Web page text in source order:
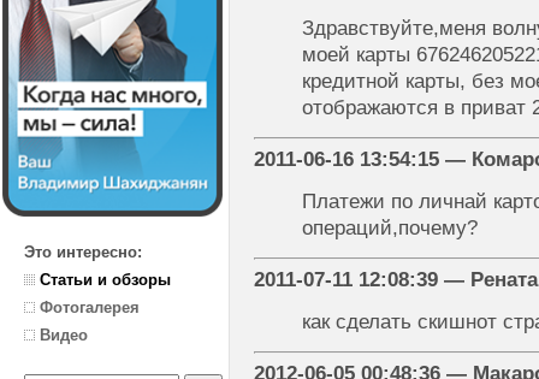
Это интересно:
Статьи и обзоры
Фотогалерея
Видео
Здравствуйте,меня
моей карты
кредитной карты, без
отображаются в приват
2011-06-16 13:54:15 —
Платежи по личнай
операций,почему?
2011-07-11 12:08:39 — Рената
как сделать скишнот
2012-06-05 00:48:36 —